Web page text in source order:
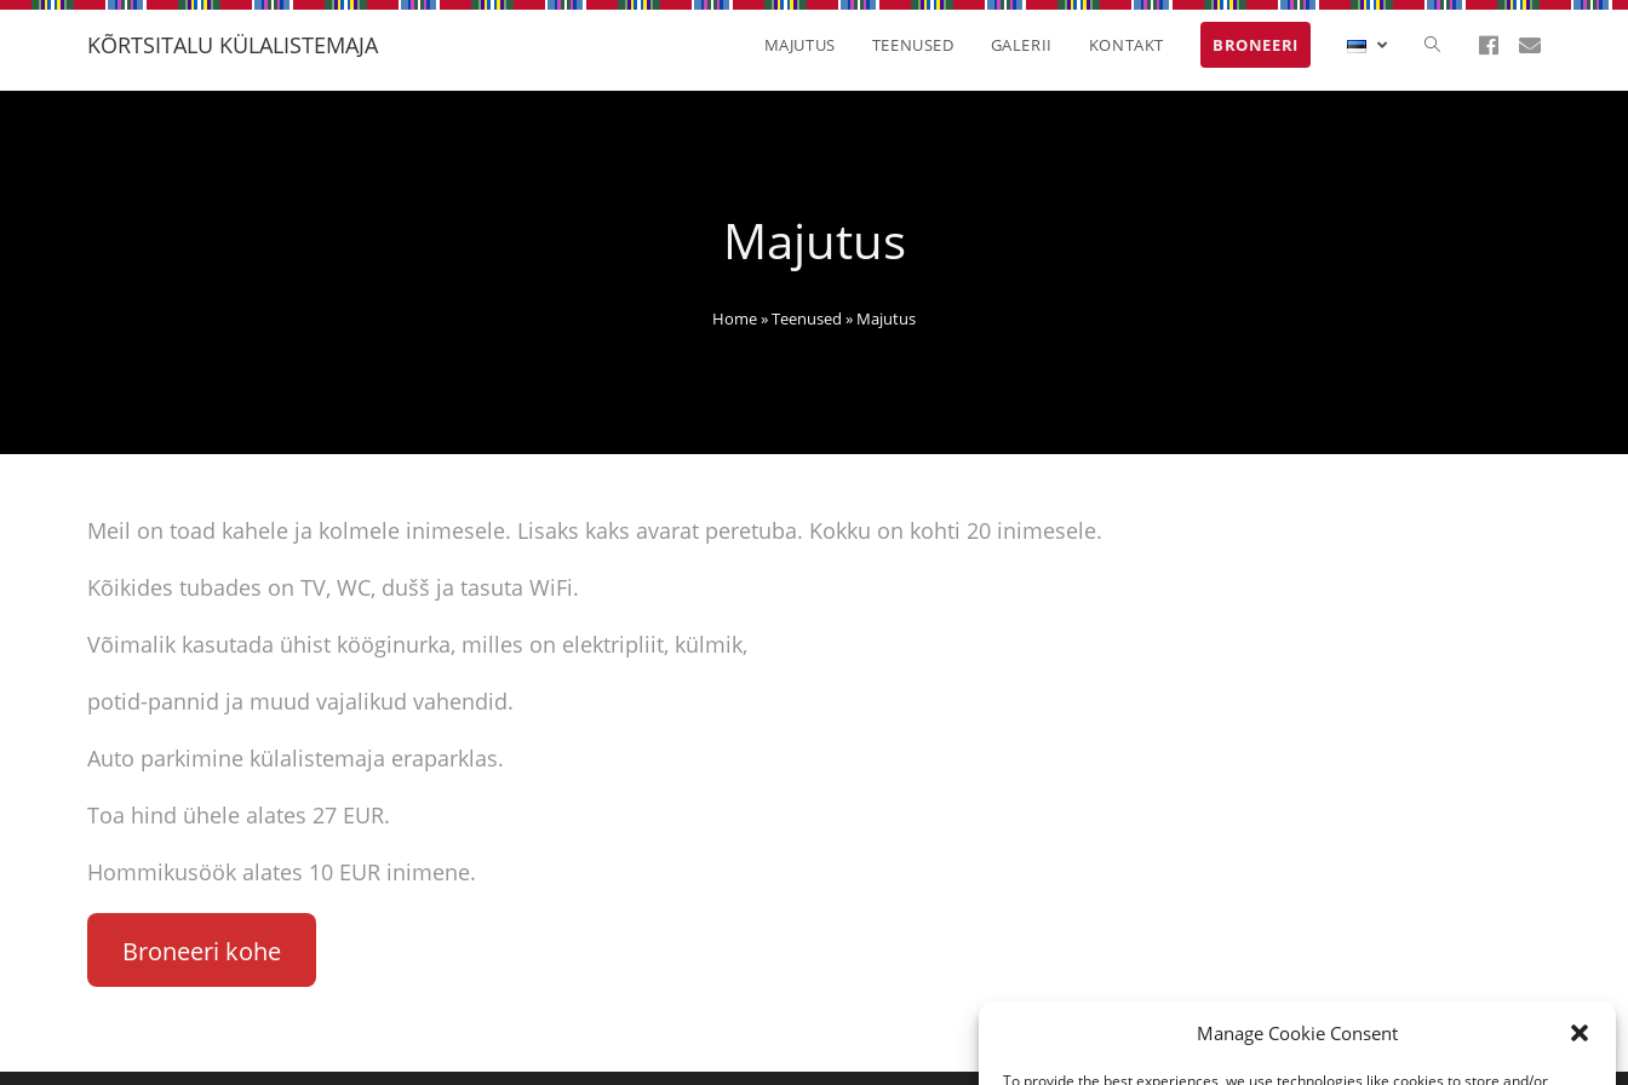
Manage Cookie Consent
To provide the best experiences, we use technologies like cookies to store and/or
KÕRTSITALU KÜLALISTEMAJA MAJUTUS TEENUSED GALERII KONTAKT BRONEERI
Majutus
Home»Teenused » Majutus
Meil on toad kahele ja kolmele inimesele. Lisaks kaks avarat peretuba. Kokku on kohti 20 inimesele.
Kõikides tubades on TV, WC, dušš ja tasuta WiFi.
Võimalik kasutada ühist kööginurka, milles on elektripliit, külmik,
potid-pannid ja muud vajalikud vahendid.
Auto parkimine külalistemaja eraparklas.
Toa hind ühele alates 27 EUR.
Hommikusöök alates 10 EUR inimene.
Broneeri kohe